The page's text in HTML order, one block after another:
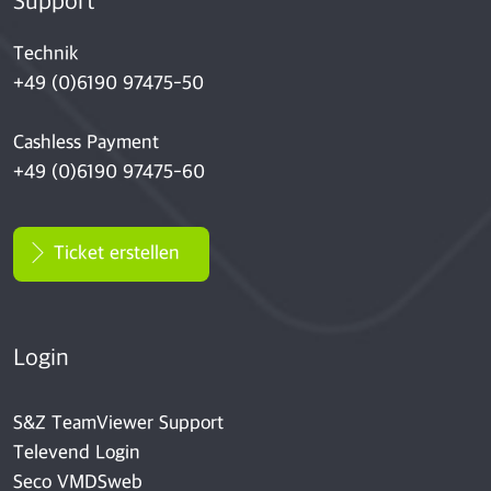
Technik
+49 (0)6190 97475-50
Cashless Payment
+49 (0)6190 97475-60
Ticket erstellen
Login
S&Z TeamViewer Support
Televend Login
Seco VMDSweb